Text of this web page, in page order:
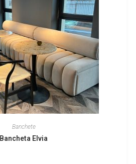
Banchete
Bancheta Elvia